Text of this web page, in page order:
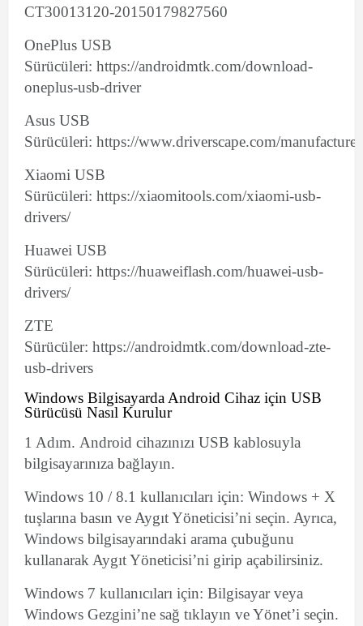
CT30013120-20150179827560
OnePlus USB
Sürücüleri: https://androidmtk.com/download-
oneplus-usb-driver
Asus USB
Sürücüleri: https://www.driverscape.com/
Xiaomi USB
Sürücüleri: https://xiaomitools.com/xiaomi-usb-
drivers/
Huawei USB
Sürücüleri: https://huaweiflash.com/huawei-usb-
drivers/
ZTE
Sürücüler: https://androidmtk.com/download-zte-
usb-drivers
Windows Bilgisayarda Android Cihaz için USB
Sürücüsü Nasıl Kurulur
1 Adım. Android cihazınızı USB kablosuyla
bilgisayarınıza bağlayın.
Windows 10 / 8.1 kullanıcıları için: Windows + X
tuşlarına basın ve Aygıt Yöneticisi’ni seçin. Ayrıca,
Windows bilgisayarındaki arama çubuğunu
kullanarak Aygıt Yöneticisi’ni girip açabilirsiniz.
Windows 7 kullanıcıları için: Bilgisayar veya
Windows Gezgini’ne sağ tıklayın ve Yönet’i seçin.